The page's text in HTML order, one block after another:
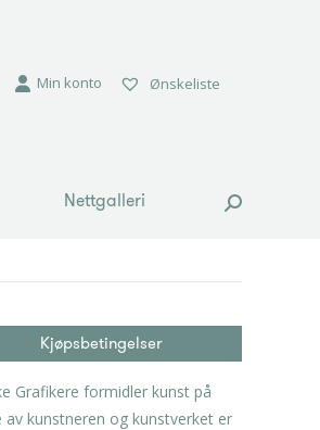
Min konto Ønskeliste
Nettgalleri Search:
Kjøpsbetingelser
Grafikere formidler kunst på
av kunstneren og kunstverket er